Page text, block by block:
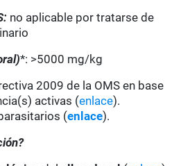
no aplicable por tratarse de
*: >5000 mg/kg
2009 de la OMS en base
activas (enlace).
(enlace).